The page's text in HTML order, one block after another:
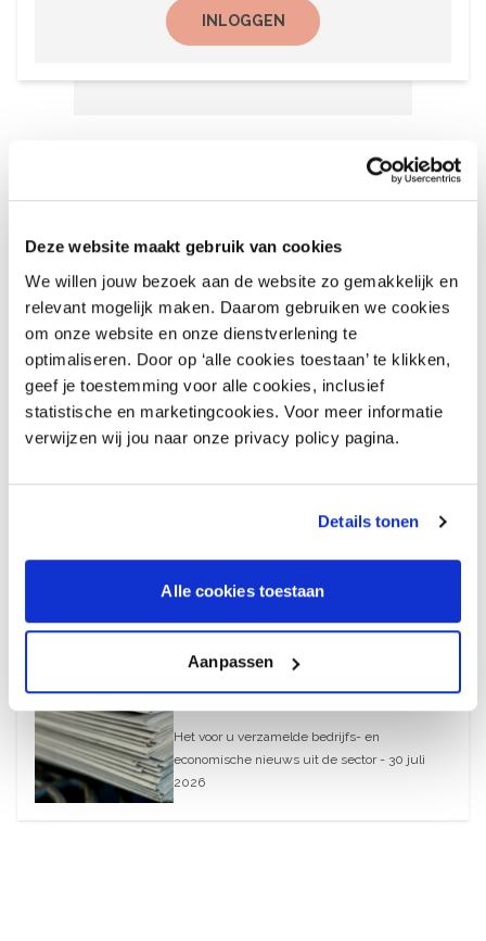
Deze website maakt gebruik van cookies
We willen jouw bezoek aan de website zo gemakkelijk en
relevant mogelijk maken. Daarom gebruiken we cookies
om onze website en onze dienstverlening te
optimaliseren. Door op ‘alle cookies toestaan’ te klikken,
geef je toestemming voor alle cookies, inclusief
statistische en marketingcookies. Voor meer informatie
verwijzen wij jou naar onze privacy policy pagina.
Details tonen
Alle cookies toestaan
Aanpassen
INLOGGEN
Recalls Children’s Clothing
and More – nr. 9 – 2026
August 6, 2026
Recalls Alert Clothing,
6 augustus 2026
webwinkels en
modemerken
Het voor u verzamelde bedrijfs- en
economische nieuws uit de sector - 30 juli
2026